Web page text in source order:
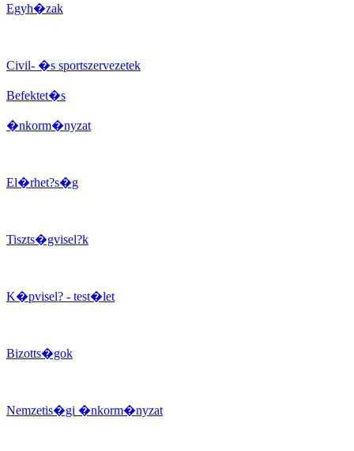
Egyh�zak
Civil- �s sportszervezetek
Befektet�s
�nkorm�nyzat
El�rhet?s�g
Tiszts�gvisel?k
K�pvisel? - test�let
Bizotts�gok
Nemzetis�gi �nkorm�nyzat